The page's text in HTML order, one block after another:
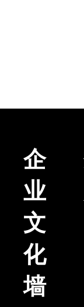
企
业
文
化
墙